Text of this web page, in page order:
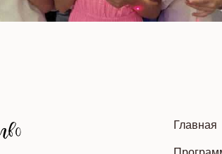
Главная